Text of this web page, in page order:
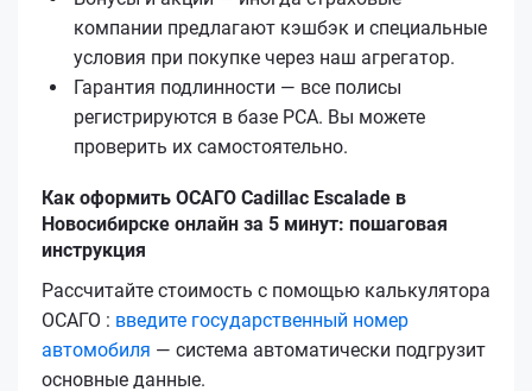
компании предлагают кэшбэк и специальные
условия при покупке через наш агрегатор.
Гарантия подлинности — все полисы
регистрируются в базе РСА. Вы можете
проверить их самостоятельно.
Как оформить ОСАГО Cadillac Escalade в
Новосибирске онлайн за 5 минут: пошаговая
инструкция
Рассчитайте стоимость с помощью калькулятора
ОСАГО : введите государственный номер
автомобиля — система автоматически подгрузит
основные данные.